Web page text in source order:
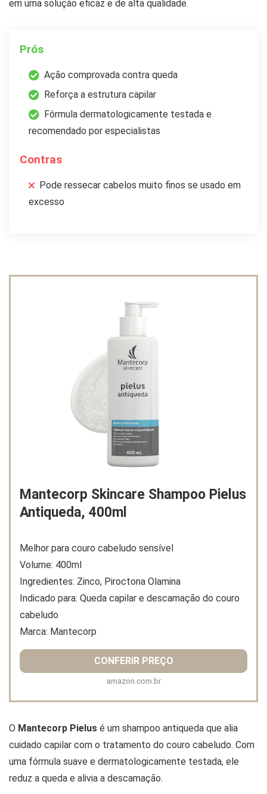
em uma solução eficaz e de alta qualidade.
Prós
Ação comprovada contra queda
Reforça a estrutura capilar
Fórmula dermatologicamente testada e
recomendado por especialistas
Contras
Pode ressecar cabelos muito finos se usado em
excesso
Mantecorp Skincare Shampoo Pielus
Antiqueda, 400ml
Melhor para couro cabeludo sensível
Volume: 400ml
Ingredientes: Zinco, Piroctona Olamina
Indicado para: Queda capilar e descamação do couro
cabeludo
Marca: Mantecorp
CONFERIR PREÇO
amazon.com.br
O Mantecorp Pielus é um shampoo antiqueda que alia
cuidado capilar com o tratamento do couro cabeludo. Com
uma fórmula suave e dermatologicamente testada, ele
reduz a queda e alivia a descamação.